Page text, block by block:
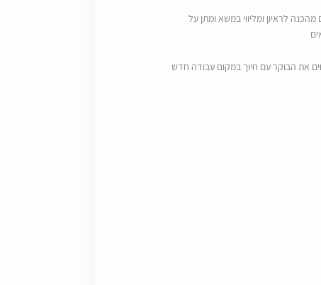
מהכנה לראיון ומליווי במשא ומתן על
את הבוקר עם חיוך במקום עבודה חדש